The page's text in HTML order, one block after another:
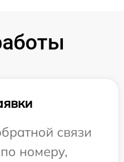
связи
номеру,